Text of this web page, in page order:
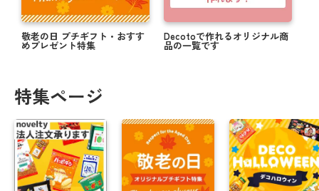
敬老の日 プチギフト・おすす
めプレゼント特集
Decotoで作れるオリジナル商
品の一覧です
特集ページ